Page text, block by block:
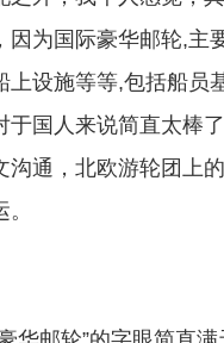
为国际豪华邮轮,主
设施等等,包括船员
于国人来说简直太棒
沟通，北欧游轮团上